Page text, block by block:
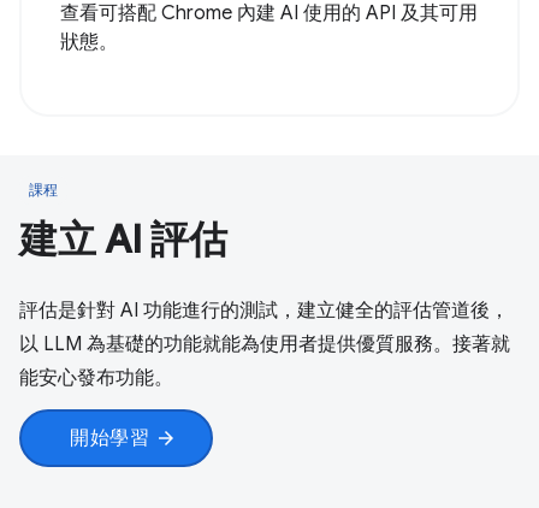
查看可搭配 Chrome 內建 AI 使用的 API 及其可用
狀態。
課程
建立 AI 評估
評估是針對 AI 功能進行的測試，建立健全的評估管道後，
以 LLM 為基礎的功能就能為使用者提供優質服務。接著就
能安心發布功能。
開始學習 arrow_forward